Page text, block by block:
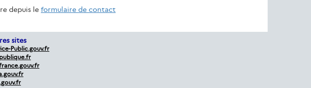
depuis le formulaire de contact
sites
Public.gouv.fr